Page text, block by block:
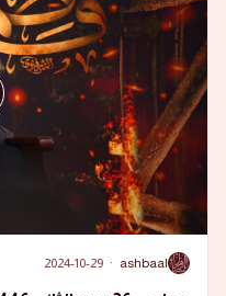
A
ashbaal
·
2024-10-29